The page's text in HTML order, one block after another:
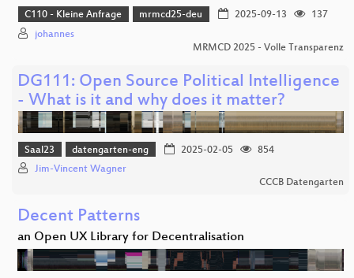
C110 - Kleine Anfrage mrmcd25-deu 2025-09-13
137
johannes
MRMCD 2025 - Volle Transparenz
DG111: Open Source Political Intelligence
- What is it and why does it matter?
Saal23 datengarten-eng 2025-02-05
854
Jim-Vincent Wagner
CCCB Datengarten
Decent Patterns
an Open UX Library for Decentralisation